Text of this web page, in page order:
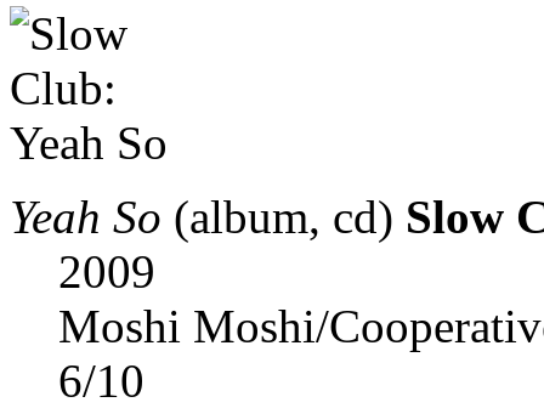
Yeah So (album, cd) Slow
2009
Moshi Moshi/
6/10